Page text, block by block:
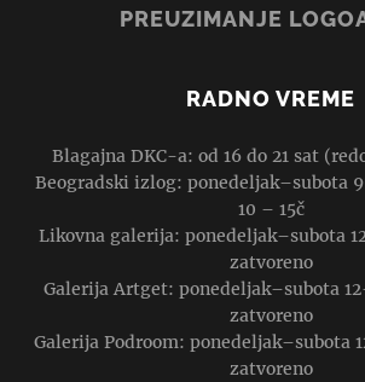
PREUZIMANJE
RADNO VREME
Blagajna DKC-a: od 16 do 21 sat
Beogradski izlog: ponedeljak–subota
10 – 15č
Likovna galerija: ponedeljak–subota
zatvoreno
Galerija Artget: ponedeljak–subota
zatvoreno
Galerija Podroom: ponedeljak–subota
zatvoreno